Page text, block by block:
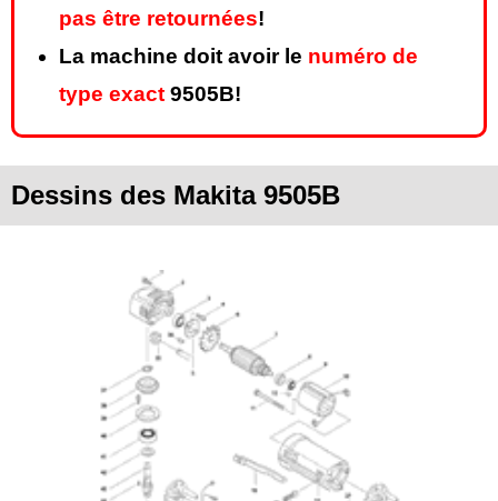
pas être retournées!
La machine doit avoir le numéro de
type exact 9505B!
Dessins des Makita 9505B